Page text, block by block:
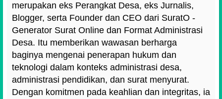
merupakan eks Perangkat Desa, eks Jurnalis,
Blogger, serta Founder dan CEO dari SuratO -
Generator Surat Online dan Format Administrasi
Desa. Itu memberikan wawasan berharga
baginya mengenai penerapan hukum dan
teknologi dalam konteks administrasi desa,
administrasi pendidikan, dan surat menyurat.
Dengan komitmen pada keahlian dan integritas, ia